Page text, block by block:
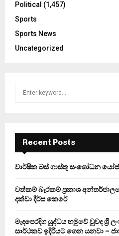
Political (1,457)
Sports
Sports News
Uncategorized
f
r
Recent Posts
වාර්ෂික බස් ගාස්තු සංශෝධන
වත්කම් බැරකම් ප්‍රකාශ
දක්වා දීර්ඝ කෙරේ
මැදපෙරදිග යුද්ධය හමුවේ වුවද ශ්‍රී
සාර්ථකව ඉදිරියට ගෙන යනවා –